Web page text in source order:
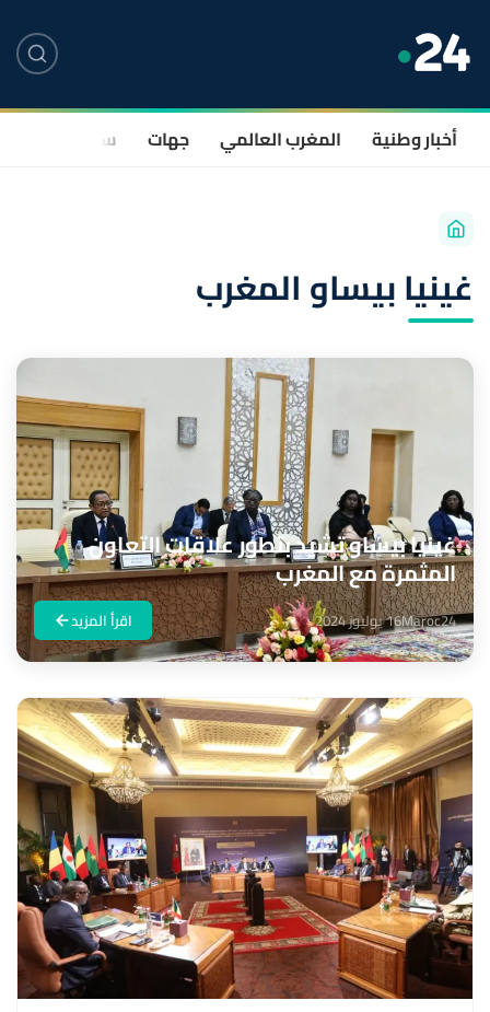
أخبار وطنية المغرب العالمي جهات سياسة
غينيا بيساو المغرب
غينيا بيساو تشيد بتطور علاقات التعاون
المثمرة مع المغرب
Maroc2416 يوليوز 2024 اقرأ المزيد